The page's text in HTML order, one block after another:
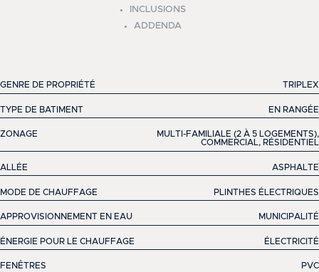
INCLUSIONS
ADDENDA
GENRE DE PROPRIÉTÉ TRIPLEX
TYPE DE BATIMENT EN RANGÉE
ZONAGE
MULTI-FAMILIALE (2 À 5 LOGEMENTS),
COMMERCIAL, RÉSIDENTIEL
ALLÉE ASPHALTE
MODE DE CHAUFFAGE PLINTHES ÉLECTRIQUES
APPROVISIONNEMENT EN EAU MUNICIPALITÉ
ÉNERGIE POUR LE CHAUFFAGE ÉLECTRICITÉ
FENÊTRES PVC